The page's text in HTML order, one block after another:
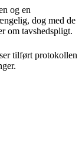
og en
dog med de
om tavshedspligt.
tilført protokollen